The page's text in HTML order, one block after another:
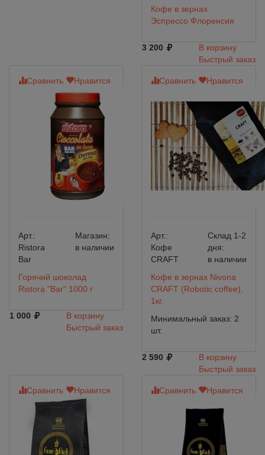
Кофе в зернах
Эспрессо Флоренсия
3 200
В корзину
Быстрый заказ
Сравнить Нравится
Арт.:
Ristora
Bar
Магазин:
в наличии
Горячий шоколад
Ristora "Bar" 1000 г
1 000
В корзину
Быстрый заказ
Сравнить Нравится
Арт.:
Кофе
CRAFT
Склад 1-2
дня:
в наличии
Кофе в зернах Nivona
CRAFT (Robotic coffee),
1кг.
Минимальный заказ: 2
шт.
2 590
В корзину
Быстрый заказ
Сравнить Нравится Сравнить Нравится